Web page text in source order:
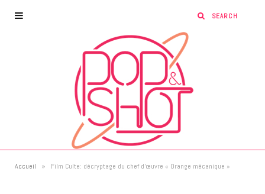
Accueil » Film Culte: décryptage du chef d’œuvre « Orange mécanique »